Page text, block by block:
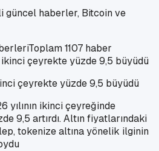
güncel haberler, Bitcoin ve
Toplam1107 haber
çeyrekte yüzde 9,5 büyüdü
yılının ikinci çeyreğinde
9,5 artırdı. Altın fiyatlarındaki
tokenize altına yönelik ilginin